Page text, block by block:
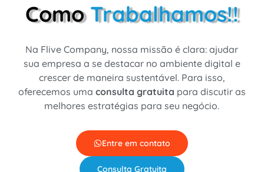
ComoTrabalhamos!!
Na Flive Company, nossa missão é clara: ajudar
sua empresa a se destacar no ambiente digital e
crescer de maneira sustentável. Para isso,
oferecemos uma consulta gratuita para discutir as
melhores estratégias para seu negócio.
Entre em contato
Consulta Gratuita